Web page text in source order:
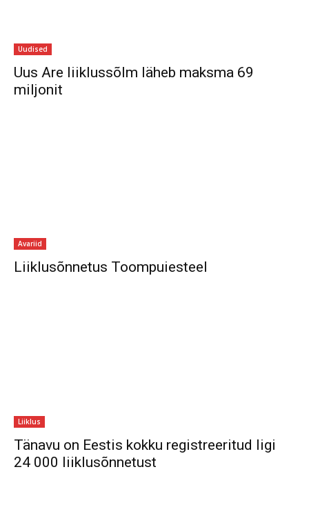
Uudised
Uus Are liiklussõlm läheb maksma 69
miljonit
Avariid
Liiklusõnnetus Toompuiesteel
Liiklus
Tänavu on Eestis kokku registreeritud ligi
24 000 liiklusõnnetust